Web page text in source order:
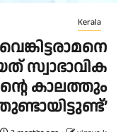
Kerala
സ്വാഭാവിക
കാലത്തും